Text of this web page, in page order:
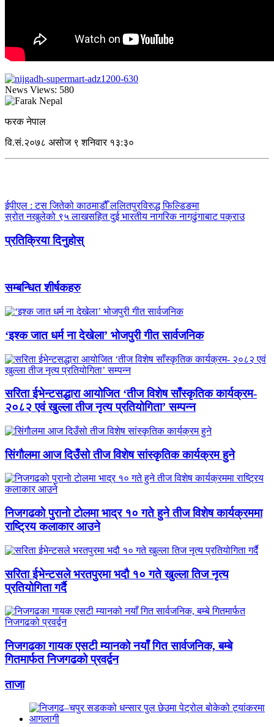
News Views: 580
फरक नेपाल
वि.सं.२०७८ असोज ९ शनिवार १३:३०
ईपीएल : टस जितेको काठमाडौँ ललितपुरविरुद्ध फिल्डिङमा
स्रोत नखुलेको ९५ लाखसहित दुई भारतीय नागरिक नागढुंगाबाट पक्राउ
प्रतिक्रिया दिनुहोस्
सम्बन्धित शीर्षकहरु
‘इश्क जात धर्म ना देखेला’ भोजपुरी गीत सार्वजनिक
सरिता ईभेन्टसद्धारा आयोजित ‘तीज विशेष साँस्कृतिक कार्यक्रम-
२०८२ एवं खुल्ला तीज नृत्य प्रतियोगिता’ सम्पन्न
सिंगाैलमा आज दिउँसो तीज विशेष सांस्कृतिक कार्यक्रम हुने
निजगढकाे पुरानाे टाेलमा भाद्र १० गते हुने तीज विशेष कार्यक्रममा
राष्ट्रिय कलाकार आउने
सरिता ईभेन्टसले भरतपुरमा भदौ १० गते खुल्ला तिज नृत्य
प्रतियोगिता गर्दै
निजगढका गायक एसटी म्यानको नयाँ गित सार्वजनिक, बम्बे
गितमार्फत निजगढको प्रवर्द्वन
ताजा